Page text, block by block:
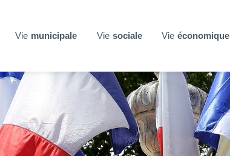
Vie municipale Vie sociale Vie économique